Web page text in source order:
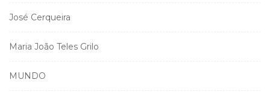
José Cerqueira
Maria João Teles Grilo
MUNDO